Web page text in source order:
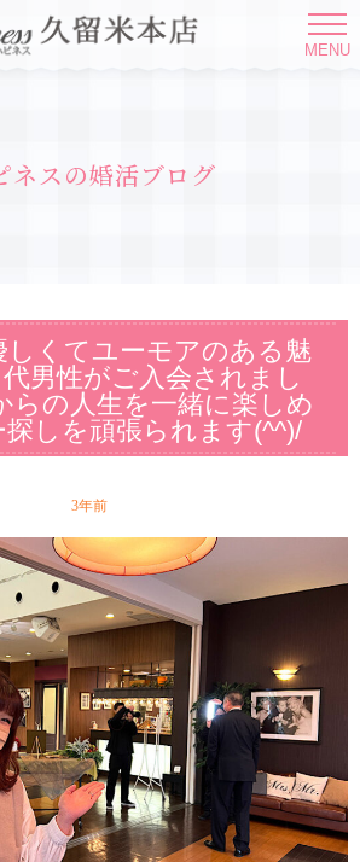
MENU
ネスの婚活ブログ
しくてユーモアのある魅
男性がご入会されまし
らの人生を一緒に楽しめ
しを頑張られます(^^)/
3年前